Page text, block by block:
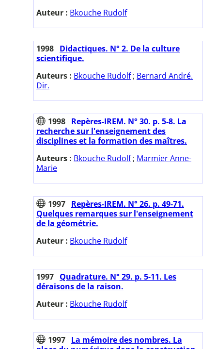
Auteur : Bkouche Rudolf
1998 Didactiques. N° 2. De la culture
scientifique.
Auteurs : Bkouche Rudolf; Bernard André.
Dir.
1998 Repères-IREM. N° 30. p. 5-8. La
recherche sur l'enseignement des
disciplines et la formation des maîtres.
Auteurs : Bkouche Rudolf; Marmier Anne-
Marie
1997 Repères-IREM. N° 26. p. 49-71.
Quelques remarques sur l'enseignement
de la géométrie.
Auteur : Bkouche Rudolf
1997 Quadrature. N° 29. p. 5-11. Les
déraisons de la raison.
Auteur : Bkouche Rudolf
1997 La mémoire des nombres. La